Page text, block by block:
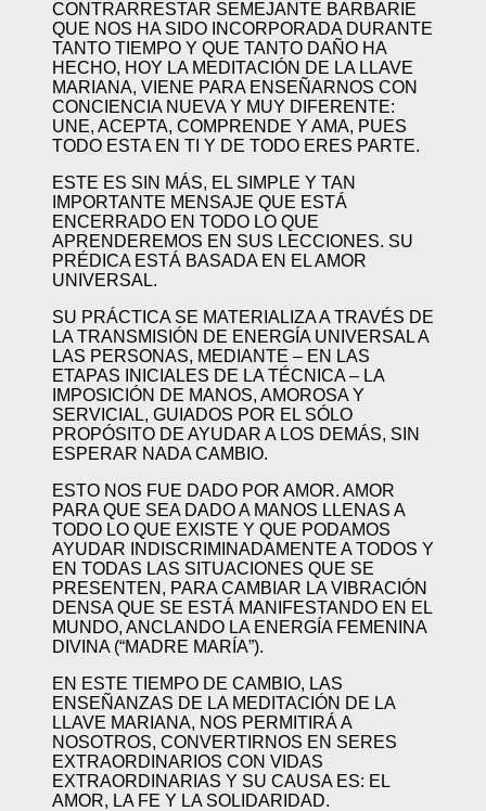
CONTRARRESTAR SEMEJANTE BARBARIE
QUE NOS HA SIDO INCORPORADA DURANTE
TANTO TIEMPO Y QUE TANTO DAÑO HA
HECHO, HOY LA MEDITACIÓN DE LA LLAVE
MARIANA, VIENE PARA ENSEÑARNOS CON
CONCIENCIA NUEVA Y MUY DIFERENTE:
UNE, ACEPTA, COMPRENDE Y AMA, PUES
TODO ESTA EN TI Y DE TODO ERES PARTE.
ESTE ES SIN MÁS, EL SIMPLE Y TAN
IMPORTANTE MENSAJE QUE ESTÁ
ENCERRADO EN TODO LO QUE
APRENDEREMOS EN SUS LECCIONES. SU
PRÉDICA ESTÁ BASADA EN EL AMOR
UNIVERSAL.
SU PRÁCTICA SE MATERIALIZA A TRAVÉS DE
LA TRANSMISIÓN DE ENERGÍA UNIVERSAL A
LAS PERSONAS, MEDIANTE – EN LAS
ETAPAS INICIALES DE LA TÉCNICA – LA
IMPOSICIÓN DE MANOS, AMOROSA Y
SERVICIAL, GUIADOS POR EL SÓLO
PROPÓSITO DE AYUDAR A LOS DEMÁS, SIN
ESPERAR NADA CAMBIO.
ESTO NOS FUE DADO POR AMOR. AMOR
PARA QUE SEA DADO A MANOS LLENAS A
TODO LO QUE EXISTE Y QUE PODAMOS
AYUDAR INDISCRIMINADAMENTE A TODOS Y
EN TODAS LAS SITUACIONES QUE SE
PRESENTEN, PARA CAMBIAR LA VIBRACIÓN
DENSA QUE SE ESTÁ MANIFESTANDO EN EL
MUNDO, ANCLANDO LA ENERGÍA FEMENINA
DIVINA (“MADRE MARÍA”).
EN ESTE TIEMPO DE CAMBIO, LAS
ENSEÑANZAS DE LA MEDITACIÓN DE LA
LLAVE MARIANA, NOS PERMITIRÁ A
NOSOTROS, CONVERTIRNOS EN SERES
EXTRAORDINARIOS CON VIDAS
EXTRAORDINARIAS Y SU CAUSA ES: EL
AMOR, LA FE Y LA SOLIDARIDAD.